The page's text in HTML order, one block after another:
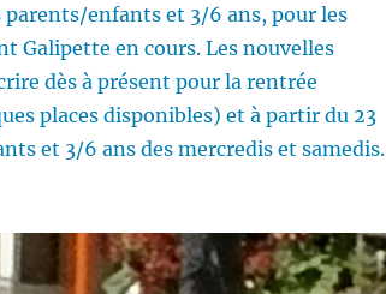
parents/enfants et 3/6 ans, pour les
Galipette en cours. Les nouvelles
dès à présent pour la rentrée
places disponibles) et à partir du 23
et 3/6 ans des mercredis et samedis.